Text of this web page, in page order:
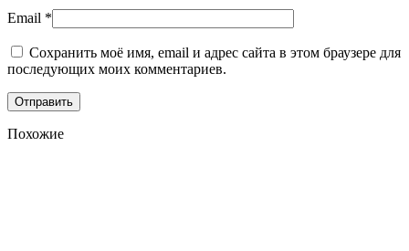
Email *
Сохранить моё имя, email и адрес сайта в этом браузере для
последующих моих комментариев.
Похожие